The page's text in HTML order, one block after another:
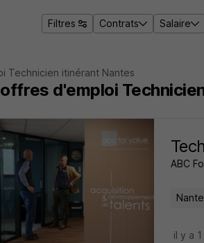
Filtres Contrats Salaire
Technicien itinérant Nantes
offres d'emploi
ABC
il y a